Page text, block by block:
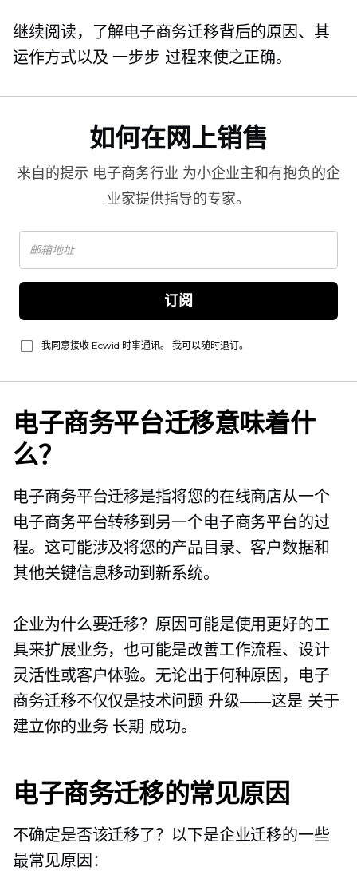
继续阅读，了解电子商务迁移背后的原因、其
运作方式以及一步步 过程来使之正确。
如何在网上销售
来自的提示 电子商务行业 为小企业主和有抱负的企
业家提供指导的专家。
订阅
我同意接收 Ecwid 时事通讯。 我可以随时退订。
电子商务平台迁移意味着什
么？
电子商务平台迁移是指将您的在线商店从一个
电子商务平台转移到另一个电子商务平台的过
程。这可能涉及将您的产品目录、客户数据和
其他关键信息移动到新系统。
企业为什么要迁移？原因可能是使用更好的工
具来扩展业务，也可能是改善工作流程、设计
灵活性或客户体验。无论出于何种原因，电子
商务迁移不仅仅是技术问题 升级——这是 关于
建立你的业务 长期 成功。
电子商务迁移的常见原因
不确定是否该迁移了？以下是企业迁移的一些
最常见原因：